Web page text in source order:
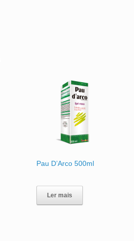
Pau D’Arco 500ml
Ler mais